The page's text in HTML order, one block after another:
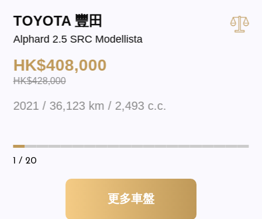
TOYOTA 豐田
Alphard 2.5 SRC Modellista
HK$408,000
HK$428,000
2021 / 36,123 km / 2,493 c.c.
1 / 20
更多車盤